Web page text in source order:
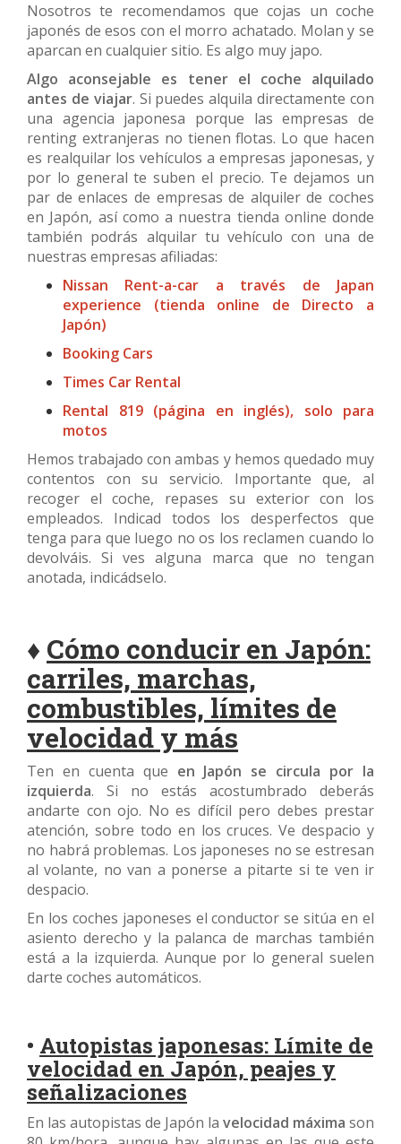
Nosotros te recomendamos que cojas un coche
japonés de esos con el morro achatado. Molan y se
aparcan en cualquier sitio. Es algo muy japo.
Algo aconsejable es tener el coche alquilado
antes de viajar. Si puedes alquila directamente con
una agencia japonesa porque las empresas de
renting extranjeras no tienen flotas. Lo que hacen
es realquilar los vehículos a empresas japonesas, y
por lo general te suben el precio. Te dejamos un
par de enlaces de empresas de alquiler de coches
en Japón, así como a nuestra tienda online donde
también podrás alquilar tu vehículo con una de
nuestras empresas afiliadas:
Nissan Rent-a-car a través de Japan
experience (tienda online de Directo a
Japón)
Booking Cars
Times Car Rental
Rental 819 (página en inglés), solo para
motos
Hemos trabajado con ambas y hemos quedado muy
contentos con su servicio. Importante que, al
recoger el coche, repases su exterior con los
empleados. Indicad todos los desperfectos que
tenga para que luego no os los reclamen cuando lo
devolváis. Si ves alguna marca que no tengan
anotada, indicádselo.
♦ Cómo conducir en Japón:
carriles, marchas,
combustibles, límites de
velocidad y más
Ten en cuenta que en Japón se circula por la
izquierda. Si no estás acostumbrado deberás
andarte con ojo. No es difícil pero debes prestar
atención, sobre todo en los cruces. Ve despacio y
no habrá problemas. Los japoneses no se estresan
al volante, no van a ponerse a pitarte si te ven ir
despacio.
En los coches japoneses el conductor se sitúa en el
asiento derecho y la palanca de marchas también
está a la izquierda. Aunque por lo general suelen
darte coches automáticos.
• Autopistas japonesas: Límite de
velocidad en Japón, peajes y
señalizaciones
En las autopistas de Japón la velocidad máxima son